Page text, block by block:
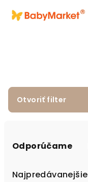
Otvoriť filter
Odporúčame
Najpredávanejšie